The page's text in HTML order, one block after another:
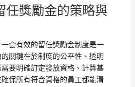
任獎勵金的策略與
套有效的留任獎勵金制度是一
關鍵在於制度的公平性、透明
要明確訂定發放資格、計算基
保所有符合資格的員工都能清